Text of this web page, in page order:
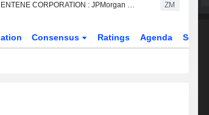
CENTENE CORPORATION : JPMorgan Chase n'est pas inspiré par le dossier ZM
Consensus Ratings Agenda